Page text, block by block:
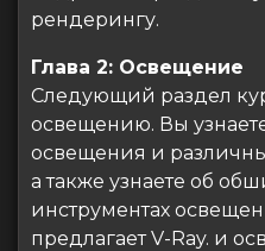
рендерингу.
Глава 2: Освещение
Следующий раздел
освещению. Вы
освещения и
а также узнаете об
инструментах
предлагает V-Ray. и